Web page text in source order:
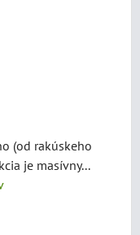
(od rakúskeho
je masívny...